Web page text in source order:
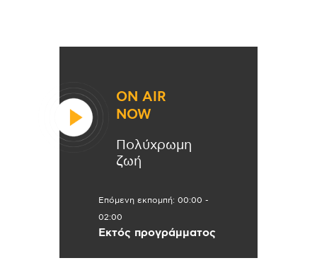
ON AIR
NOW
Πολύχρωμη
ζωή
Επόμενη εκπομπή: 00:00 -
02:00
Εκτός προγράμματος